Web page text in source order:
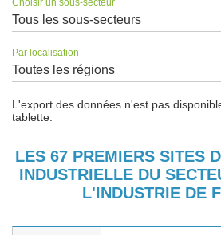
Tous les sous-secteurs
Par localisation
Toutes les régions
L'export des données n'est pas
tablette.
LES 67 PREMIERS SITES
INDUSTRIELLE DU
L'INDUSTRIE DE